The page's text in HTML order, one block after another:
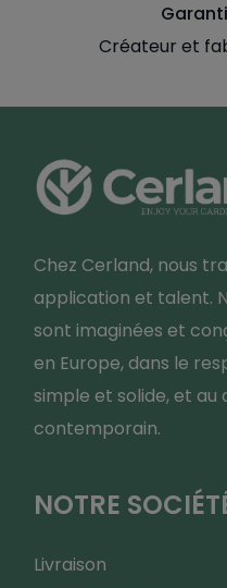
Créateur et
Chez Cerland, nous
application et talent.
sont imaginées et
en Europe, dans le
simple et solide, et au
contemporain.
NOTRE
Livraison